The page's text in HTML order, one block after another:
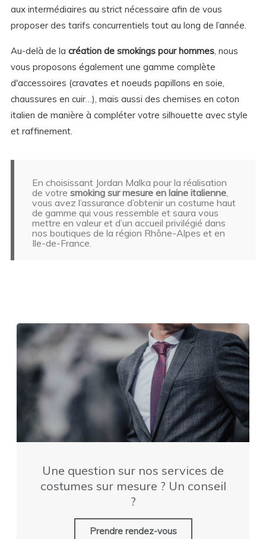
aux intermédiaires au strict nécessaire afin de vous
proposer des tarifs concurrentiels tout au long de l’année.
Au-delà de la création de smokings pour hommes, nous
vous proposons également une gamme complète
d'accessoires (cravates et noeuds papillons en soie,
chaussures en cuir…), mais aussi des chemises en coton
italien de manière à compléter votre silhouette avec style
et raffinement.
En choisissant Jordan Malka pour la réalisation
de votre smoking sur mesure en laine italienne,
vous avez l’assurance d’obtenir un costume haut
de gamme qui vous ressemble et saura vous
mettre en valeur et d’un accueil privilégié dans
nos boutiques de la région Rhône-Alpes et en
Ile-de-France.
Une question sur nos services de
costumes sur mesure ? Un conseil
?
Prendre rendez-vous